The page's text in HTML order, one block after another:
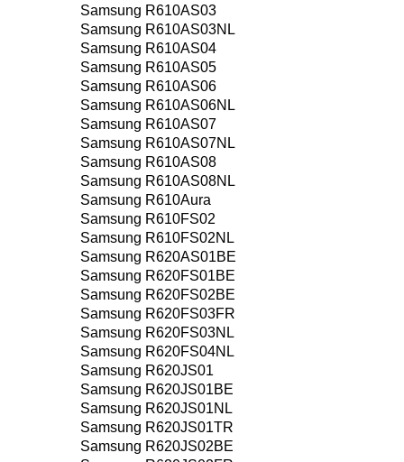
Samsung R610AS03
Samsung R610AS03NL
Samsung R610AS04
Samsung R610AS05
Samsung R610AS06
Samsung R610AS06NL
Samsung R610AS07
Samsung R610AS07NL
Samsung R610AS08
Samsung R610AS08NL
Samsung R610Aura
Samsung R610FS02
Samsung R610FS02NL
Samsung R620AS01BE
Samsung R620FS01BE
Samsung R620FS02BE
Samsung R620FS03FR
Samsung R620FS03NL
Samsung R620FS04NL
Samsung R620JS01
Samsung R620JS01BE
Samsung R620JS01NL
Samsung R620JS01TR
Samsung R620JS02BE